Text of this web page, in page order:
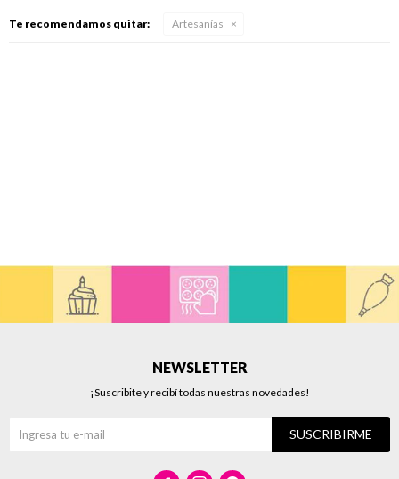
Te recomendamos quitar: Artesanías
NEWSLETTER
¡Suscribite y recibí todas nuestras novedades!
SUSCRIBIRME